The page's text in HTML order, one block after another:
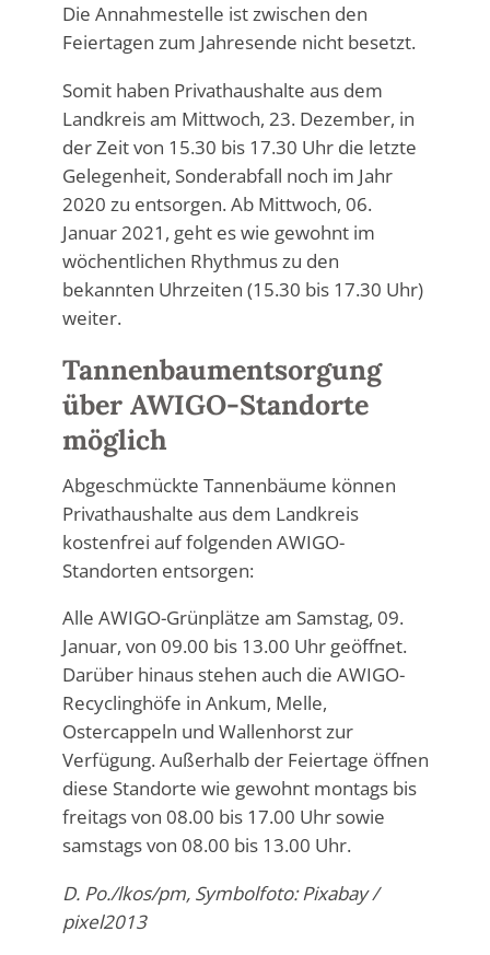
Die Annahmestelle ist zwischen den
Feiertagen zum Jahresende nicht besetzt.
Somit haben Privathaushalte aus dem
Landkreis am Mittwoch, 23. Dezember, in
der Zeit von 15.30 bis 17.30 Uhr die letzte
Gelegenheit, Sonderabfall noch im Jahr
2020 zu entsorgen. Ab Mittwoch, 06.
Januar 2021, geht es wie gewohnt im
wöchentlichen Rhythmus zu den
bekannten Uhrzeiten (15.30 bis 17.30 Uhr)
weiter.
Tannenbaumentsorgung
über AWIGO-Standorte
möglich
Abgeschmückte Tannenbäume können
Privathaushalte aus dem Landkreis
kostenfrei auf folgenden AWIGO-
Standorten entsorgen:
Alle AWIGO-Grünplätze am Samstag, 09.
Januar, von 09.00 bis 13.00 Uhr geöffnet.
Darüber hinaus stehen auch die AWIGO-
Recyclinghöfe in Ankum, Melle,
Ostercappeln und Wallenhorst zur
Verfügung. Außerhalb der Feiertage öffnen
diese Standorte wie gewohnt montags bis
freitags von 08.00 bis 17.00 Uhr sowie
samstags von 08.00 bis 13.00 Uhr.
D. Po./lkos/pm, Symbolfoto: Pixabay /
pixel2013